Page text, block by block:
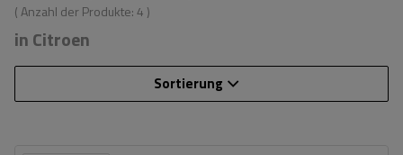
( Anzahl der Produkte:4 )
in Citroen
Sortierung